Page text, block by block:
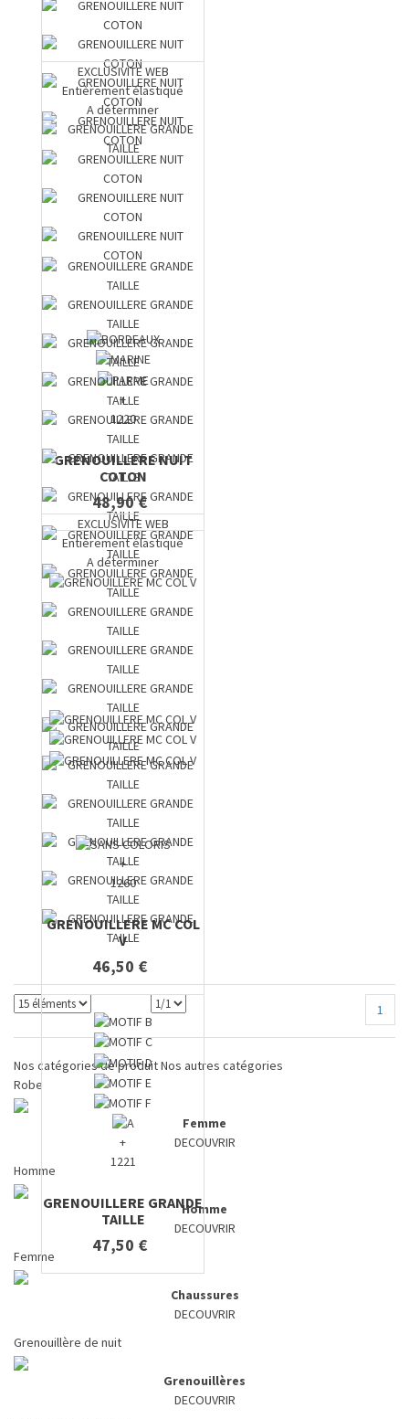
+
1220
GRENOUILLERE NUIT
COTON
48,90 €
EXCLUSIVITE WEB
Entièrement élastiqué
A déterminer
+
1221
GRENOUILLERE GRANDE
TAILLE
47,50 €
EXCLUSIVITE WEB
Entièrement élastiqué
A déterminer
+
1260
GRENOUILLERE MC COL
V
46,50 €
1
Nos catégories de produitNos autres catégories
Robe
Femme
DECOUVRIR
Homme
Homme
DECOUVRIR
Femme
Chaussures
DECOUVRIR
Grenouillère de nuit
Grenouillères
DECOUVRIR